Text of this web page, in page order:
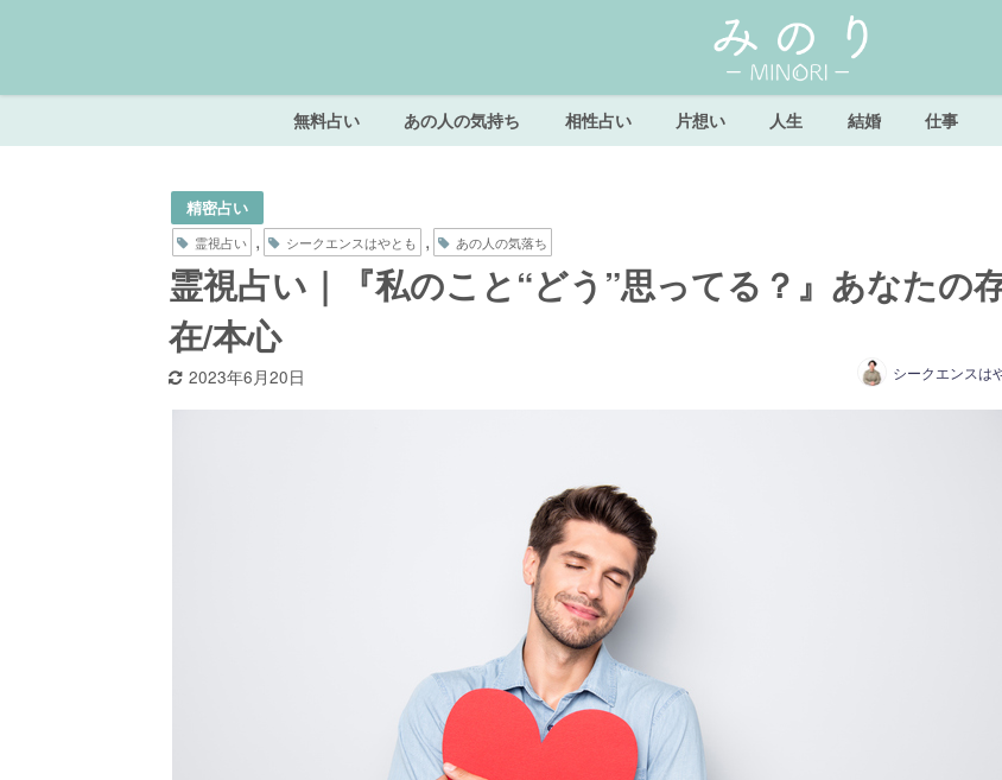
無料占い あの人の気持ち 相性占い 片想い 人生 結婚 仕事
精密占い
霊視占い , シークエンスはやとも , あの人の気落ち
霊視占い｜『私のこと“どう”思ってる？』あなたの
在/本心
2023年6月20日 シークエンスは